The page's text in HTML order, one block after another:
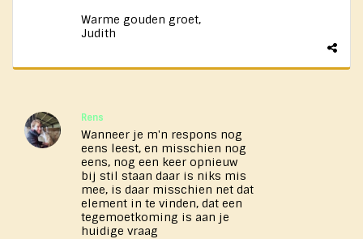
Warme gouden groet,
Judith
Rens
Wanneer je m'n respons nog
eens leest, en misschien nog
eens, nog een keer opnieuw
bij stil staan daar is niks mis
mee, is daar misschien net dat
element in te vinden, dat een
tegemoetkoming is aan je
huidige vraag